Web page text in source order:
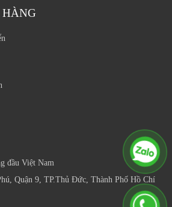
đầu Việt Nam
Quận 9, TP.Thủ Đức, Thành Phố Hồ Chí